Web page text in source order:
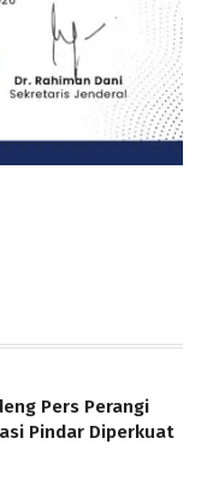
Pers Perangi
Pindar Diperkuat